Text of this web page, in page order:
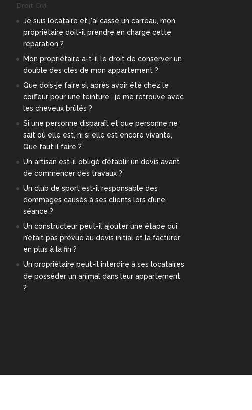
Droit Civil
Je suis locataire et j'ai cassé un carreau, mon
propriétaire doit-il prendre en charge cette
réparation ?
Mon propriétaire a-t-il le droit de conserver un
double des clés de mon appartement ?
Que dois-je faire si, après avoir été chez le
coiffeur pour une teinture , je me retrouve avec
les cheveux brûlés ?
Si une personne disparaît et que personne ne
sait où elle est, ni si elle est encore vivante,
Que faut il faire ?
Un artisan est-il obligé d’établir un devis avant
de commencer des travaux ?
Un club de sport est-il responsable des
dommages causés à ses clients lors d’une
séance ?
Un constructeur peut-il ajouter une étape qui
n’était pas prévue au devis initial et la facturer
en plus à la fin ?
Un propriétaire peut-il interdire à ses locataires
de posséder un animal dans leur appartement
?